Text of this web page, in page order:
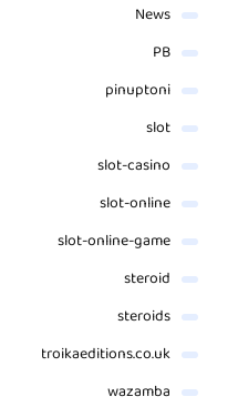
News
PB
pinuptoni
slot
slot-casino
slot-online
slot-online-game
steroid
steroids
troikaeditions.co.uk
wazamba